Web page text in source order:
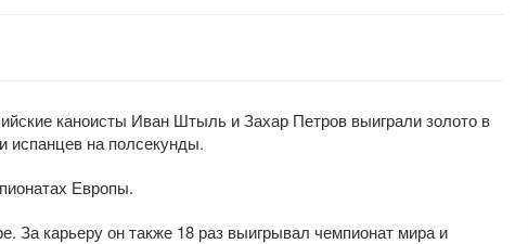
каноисты Иван Штыль и Захар Петров выиграли золото в
испанцев на полсекунды.
Европы.
карьеру он также 18 раз выигрывал чемпионат мира и